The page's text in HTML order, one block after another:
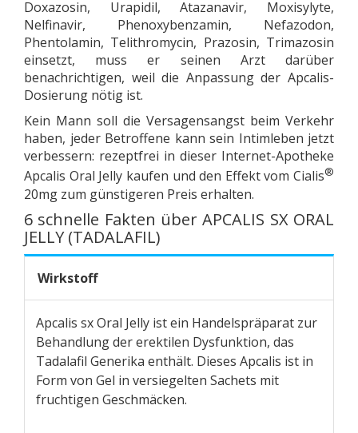
Doxazosin, Urapidil, Atazanavir, Moxisylyte,
Nelfinavir, Phenoxybenzamin, Nefazodon,
Phentolamin, Telithromycin, Prazosin, Trimazosin
einsetzt, muss er seinen Arzt darüber
benachrichtigen, weil die Anpassung der Apcalis-
Dosierung nötig ist.
Kein Mann soll die Versagensangst beim Verkehr
haben, jeder Betroffene kann sein Intimleben jetzt
verbessern: rezeptfrei in dieser Internet-Apotheke
Apcalis Oral Jelly kaufen und den Effekt vom Cialis®
20mg zum günstigeren Preis erhalten.
6 schnelle Fakten über APCALIS SX ORAL
JELLY (TADALAFIL)
Wirkstoff
Apcalis sx Oral Jelly ist ein Handelspräparat zur
Behandlung der erektilen Dysfunktion, das
Tadalafil Generika enthält. Dieses Apcalis ist in
Form von Gel in versiegelten Sachets mit
fruchtigen Geschmäcken.